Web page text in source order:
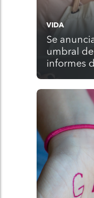
VIDA
Se
umbral
informes
2023